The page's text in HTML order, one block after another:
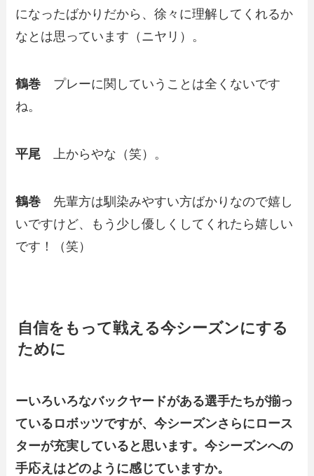
になったばかりだから、徐々に理解してくれるか
なとは思っています（ニヤリ）。
鶴巻 プレーに関していうことは全くないです
ね。
平尾 上からやな（笑）。
鶴巻 先輩方は馴染みやすい方ばかりなので嬉し
いですけど、もう少し優しくしてくれたら嬉しい
です！（笑）
自信をもって戦える今シーズンにする
ために
ーいろいろなバックヤードがある選手たちが揃っ
ているロボッツですが、今シーズンさらにロース
ターが充実していると思います。今シーズンへの
手応えはどのように感じていますか。